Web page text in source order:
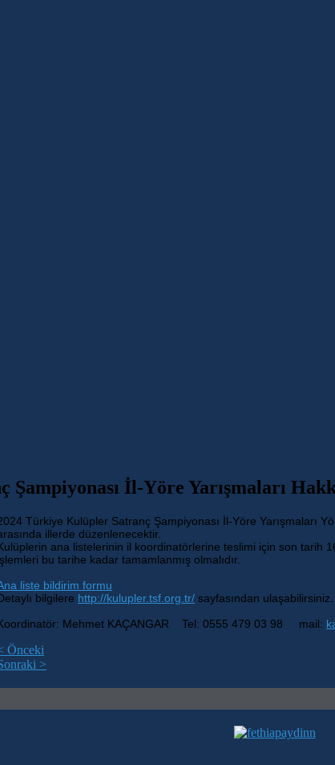
İl-Yöre Yarışmaları
Türkiye Kulüpler Satranç Şampiyonası İl-Yöre Yarışmaları
illerde düzenlenecektir.
ana listelerinin il koordinatörlerine teslimi için son tarih
bu tarihe kadar tamamlanmış olmalıdır.
liste bildirim formu
bilgilere http://kulupler.tsf.org.tr/ sayfasından ulaşabilirsiniz.
Mehmet KAÇANGAR Tel: 0555 479 03 98 mail:
Önceki
>